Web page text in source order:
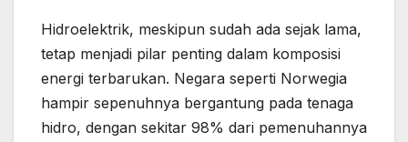
Hidroelektrik, meskipun sudah ada sejak lama,
tetap menjadi pilar penting dalam komposisi
energi terbarukan. Negara seperti Norwegia
hampir sepenuhnya bergantung pada tenaga
hidro, dengan sekitar 98% dari pemenuhannya